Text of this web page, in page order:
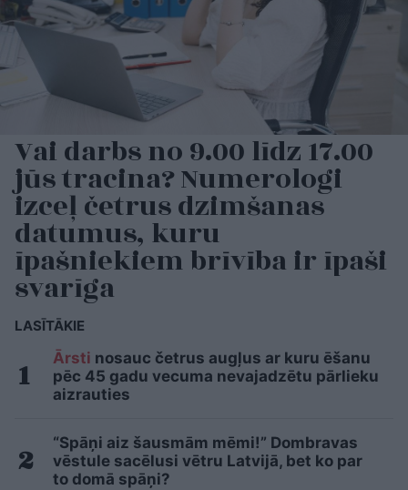
Vai darbs no 9.00 līdz 17.00
jūs tracina? Numerologi
izceļ četrus dzimšanas
datumus, kuru
īpašniekiem brīvība ir īpaši
svarīga
LASĪTĀKIE
Ārsti nosauc četrus augļus ar kuru ēšanu
pēc 45 gadu vecuma nevajadzētu pārlieku
aizrauties
“Spāņi aiz šausmām mēmi!” Dombravas
vēstule sacēlusi vētru Latvijā, bet ko par
to domā spāņi?